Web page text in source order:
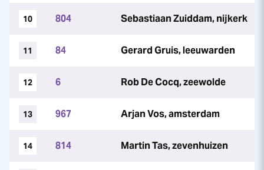
10 804 Sebastiaan Zuiddam, nijkerk
11 84 Gerard Gruis, leeuwarden
12 6 Rob De Cocq, zeewolde
13 967 Arjan Vos, amsterdam
14 814 Martin Tas, zevenhuizen